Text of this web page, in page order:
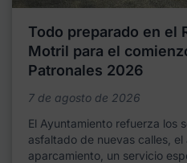
Todo preparado en el
Motril para el
Patronales 2026
7 de agosto de 2026
El Ayuntamiento refuerza los
asfaltado de nuevas calles,
aparcamiento, un servicio